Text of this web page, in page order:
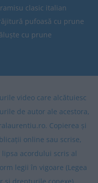
clasic italian
pufoasă cu prune
cu prune
video care alcătuiesc
de autor ale acestora,
Copierea și
online sau scrise,
acordului scris al
legii în vigoare (Legea